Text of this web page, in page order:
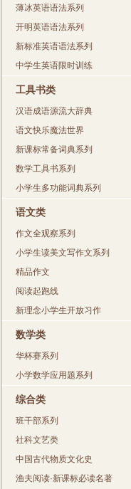
薄冰英语语法系列
开明英语语法系列
新标准英语语法系列
中学生英语限时训练
工具书类
汉语成语源流大辞典
语文快乐魔法世界
新课标常备词典系列
数学工具书系列
小学生多功能词典系列
语文类
作文全观察系列
小学生读美文写作文系列
精品作文
阅读起跑线
新理念小学生开放习作
数学类
华杯赛系列
小学数学应用题系列
综合类
班干部系列
社科文艺类
中国古代物质文化史
渔夫阅读·新课标必读名著